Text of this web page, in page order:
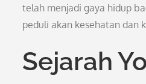
telah menjadi gaya hidup
peduli akan kesehatan dan
Sejarah